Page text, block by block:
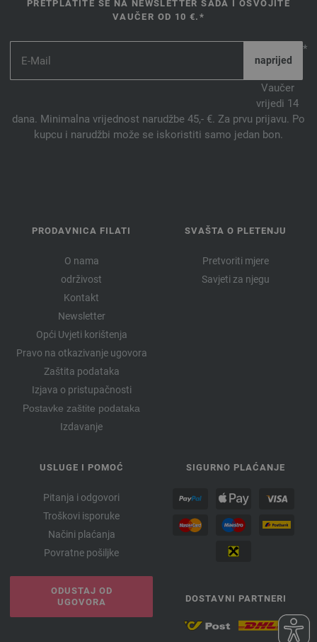
PRETPLATITE SE NA NEWSLETTER SADA I OSVOJITE
VAUČER OD 10 €.*
*
Vaučer
vrijedi 14
dana. Minimalna vrijednost narudžbe 45,- €. Za prvu prijavu. Po
kupcu i narudžbi može se iskoristiti samo jedan bon.
PRODAVNICA FILATI
O nama
održivost
Kontakt
Newsletter
Opći Uvjeti korištenja
Pravo na otkazivanje ugovora
Zaštita podataka
Izjava o pristupačnosti
Postavke zaštite podataka
Izdavanje
SVAŠTA O PLETENJU
Pretvoriti mjere
Savjeti za njegu
USLUGE I POMOĆ
Pitanja i odgovori
Troškovi isporuke
Načini plaćanja
Povratne pošiljke
ODUSTAJ OD
UGOVORA
SIGURNO PLAĆANJE
DOSTAVNI PARTNERI